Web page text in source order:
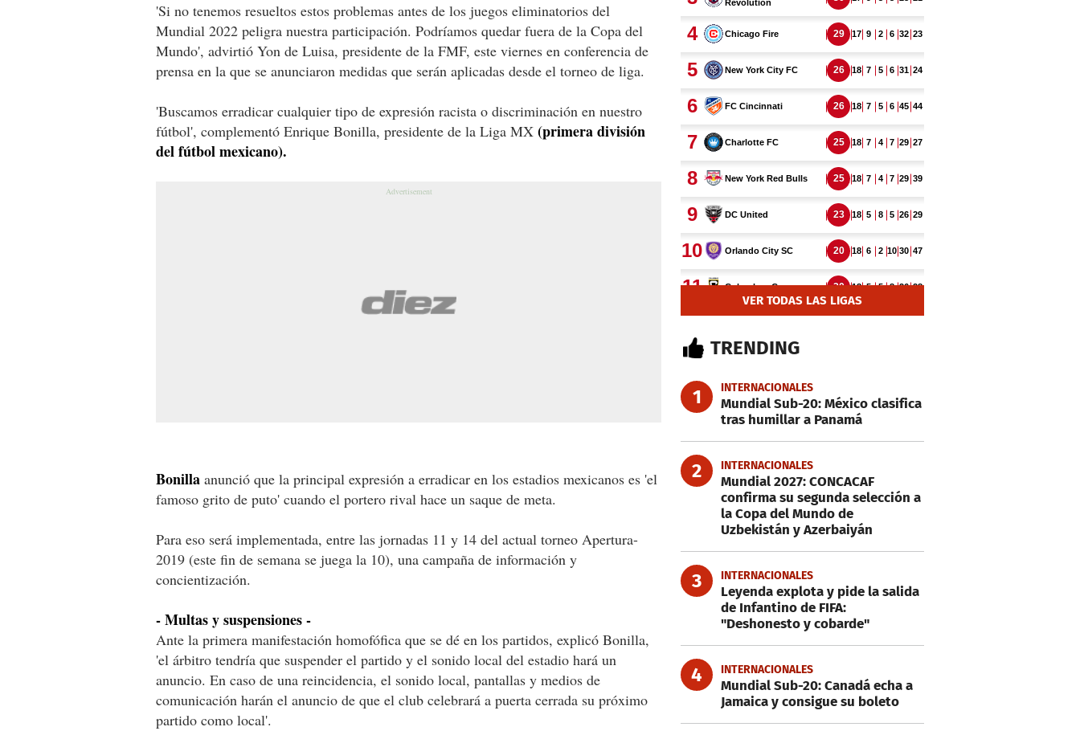
'Si no tenemos resueltos estos problemas antes de los juegos eliminatorios del
Mundial 2022 peligra nuestra participación. Podríamos quedar fuera de la Copa del
Mundo', advirtió Yon de Luisa, presidente de la FMF, este viernes en conferencia de
prensa en la que se anunciaron medidas que serán aplicadas desde el torneo de liga.
'Buscamos erradicar cualquier tipo de expresión racista o discriminación en nuestro
fútbol', complementó Enrique Bonilla, presidente de la Liga MX (primera división
del fútbol mexicano).
Bonilla anunció que la principal expresión a erradicar en los estadios mexicanos es 'el
famoso grito de puto' cuando el portero rival hace un saque de meta.
Para eso será implementada, entre las jornadas 11 y 14 del actual torneo Apertura-
2019 (este fin de semana se juega la 10), una campaña de información y
concientización.
- Multas y suspensiones -
Ante la primera manifestación homofófica que se dé en los partidos, explicó Bonilla,
'el árbitro tendría que suspender el partido y el sonido local del estadio hará un
anuncio. En caso de una reincidencia, el sonido local, pantallas y medios de
comunicación harán el anuncio de que el club celebrará a puerta cerrada su próximo
partido como local'.
VER TODAS LAS LIGAS
TRENDING
1 INTERNACIONALES
Mundial Sub-20: México clasifica
tras humillar a Panamá
2 INTERNACIONALES
Mundial 2027: CONCACAF
confirma su segunda selección a
la Copa del Mundo de
Uzbekistán y Azerbaiyán
3 INTERNACIONALES
Leyenda explota y pide la salida
de Infantino de FIFA:
"Deshonesto y cobarde"
4 INTERNACIONALES
Mundial Sub-20: Canadá echa a
Jamaica y consigue su boleto